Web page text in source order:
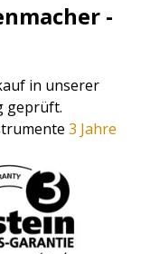
-
in unserer
geprüft.
3 Jahre